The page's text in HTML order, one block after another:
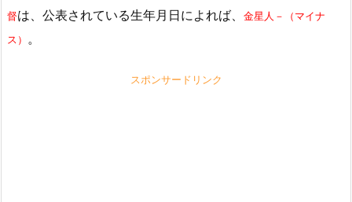
督は、公表されている生年月日によれば、
金星人－（マイナ
ス）
。
スポンサードリンク